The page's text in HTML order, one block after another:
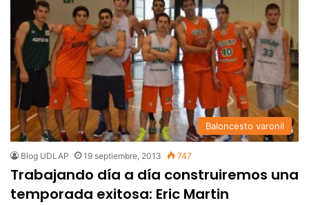
Baloncesto varonil
Blog UDLAP 19 septiembre, 2013 747
Trabajando día a día construiremos una
temporada exitosa: Eric Martin